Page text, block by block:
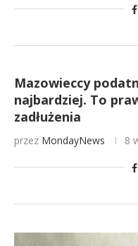
Mazowieccy
najbardziej. To
zadłużenia
przez MondayNews 8